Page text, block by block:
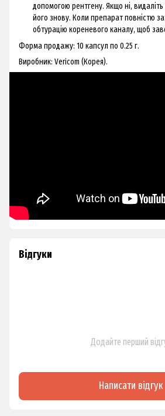
допомогою рентгену. Якщо ні, видаліть
його знову. Коли препарат повністю
обтурацію кореневого каналу, щоб
Форма продажу: 10 капсул по 0.25 г.
Виробник: Vericom (Корея).
Відгуки
Додайте перший
Написати відгук